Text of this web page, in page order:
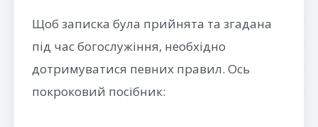
Щоб записка була прийнята та згадана
під час богослужіння, необхідно
дотримуватися певних правил. Ось
покроковий посібник: